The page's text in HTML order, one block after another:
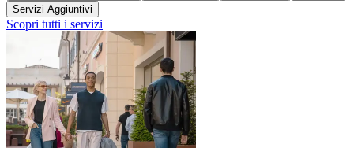
Servizi Aggiuntivi
Scopri tutti i servizi